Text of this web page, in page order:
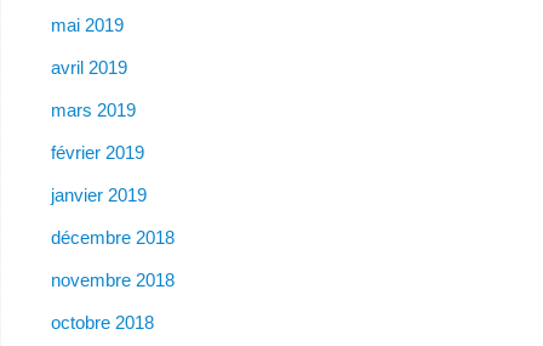
mai 2019
avril 2019
mars 2019
février 2019
janvier 2019
décembre 2018
novembre 2018
octobre 2018